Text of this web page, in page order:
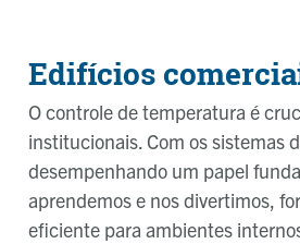
Edifícios
O controle de temperatura é
institucionais. Com os sistemas
desempenhando um papel
aprendemos e nos divertimos,
eficiente para ambientes